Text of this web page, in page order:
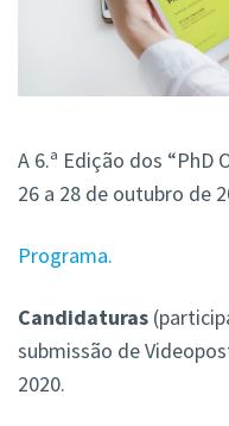
A 6.ª Edição dos “PhD
26 a 28 de outubro de
Programa.
Candidaturas
submissão de
2020.